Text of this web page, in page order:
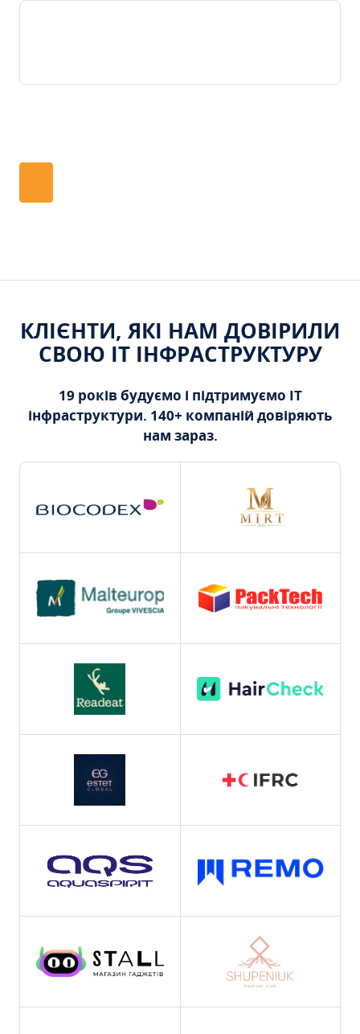
КЛІЄНТИ, ЯКІ НАМ ДОВІРИЛИ
СВОЮ ІТ ІНФРАСТРУКТУРУ
19 років будуємо і підтримуємо ІТ
інфраструктури. 140+ компаній довіряють
нам зараз.